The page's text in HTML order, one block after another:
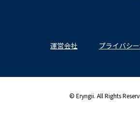
運営会社 プライバシ
© Eryngii. All Rights